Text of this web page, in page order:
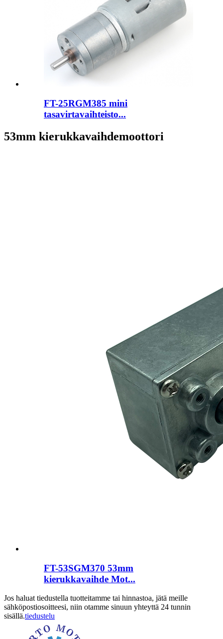
FT-25RGM385 mini
tasavirtavaihteisto...
53mm kierukkavaihdemoottori
FT-53SGM370 53mm
kierukkavaihde Mot...
Jos haluat tiedustella tuotteitamme tai hinnastoa, jätä meille
sähköpostiosoitteesi, niin otamme sinuun yhteyttä 24 tunnin
sisällä.tiedustelu